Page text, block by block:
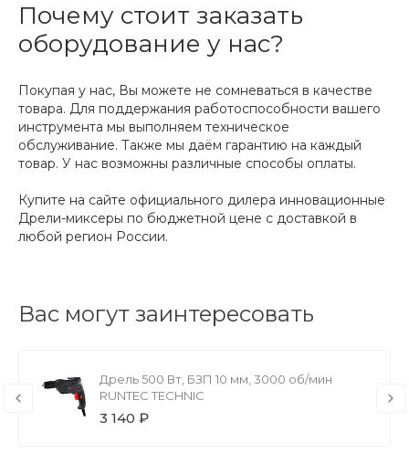
Почему стоит заказать
оборудование у нас?
Покупая у нас, Вы можете не сомневаться в качестве
товара. Для поддержания работоспособности вашего
инструмента мы выполняем техническое
обслуживание. Также мы даём гарантию на каждый
товар. У нас возможны различные способы оплаты.
Купите на сайте официального дилера инновационные
Дрели-миксеры по бюджетной цене с доставкой в
любой регион России.
Вас могут заинтересовать
Дрель 500 Вт, БЗП 10 мм, 3000 об/мин
RUNTEC TECHNIC
3 140 ₽